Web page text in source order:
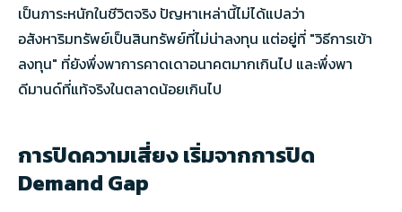
เป็นภาระหนักในชีวิตจริง ปัญหาเหล่านี้ไม่ได้แปลว่า
อสังหาริมทรัพย์เป็นสินทรัพย์ที่ไม่น่าลงทุน แต่อยู่ที่ "วิธีการเข้า
ลงทุน" ที่ยังพึ่งพาการคาดเดาอนาคตมากเกินไป และพึ่งพา
ดีมานด์ที่แท้จริงในตลาดน้อยเกินไป
การปิดความเสี่ยง เริ่มจากการปิด
Demand Gap